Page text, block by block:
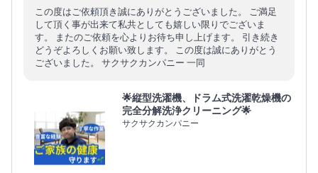
この度はご依頼頂き誠にありがとうございました。 ご満足
して頂く事が出来て私共としても嬉しい限りでございま
す。 またのご依頼を心よりお待ち申し上げます。 引き続き
どうぞよろしくお願い致します。 この度は誠にありがとう
ございました。 サクサクカンパニー 一同
🌟縦型洗濯機、ドラム式洗濯乾燥機の
完全分解洗浄クリーニング🌟
サクサクカンパニー